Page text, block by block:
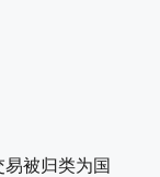
被归类为国